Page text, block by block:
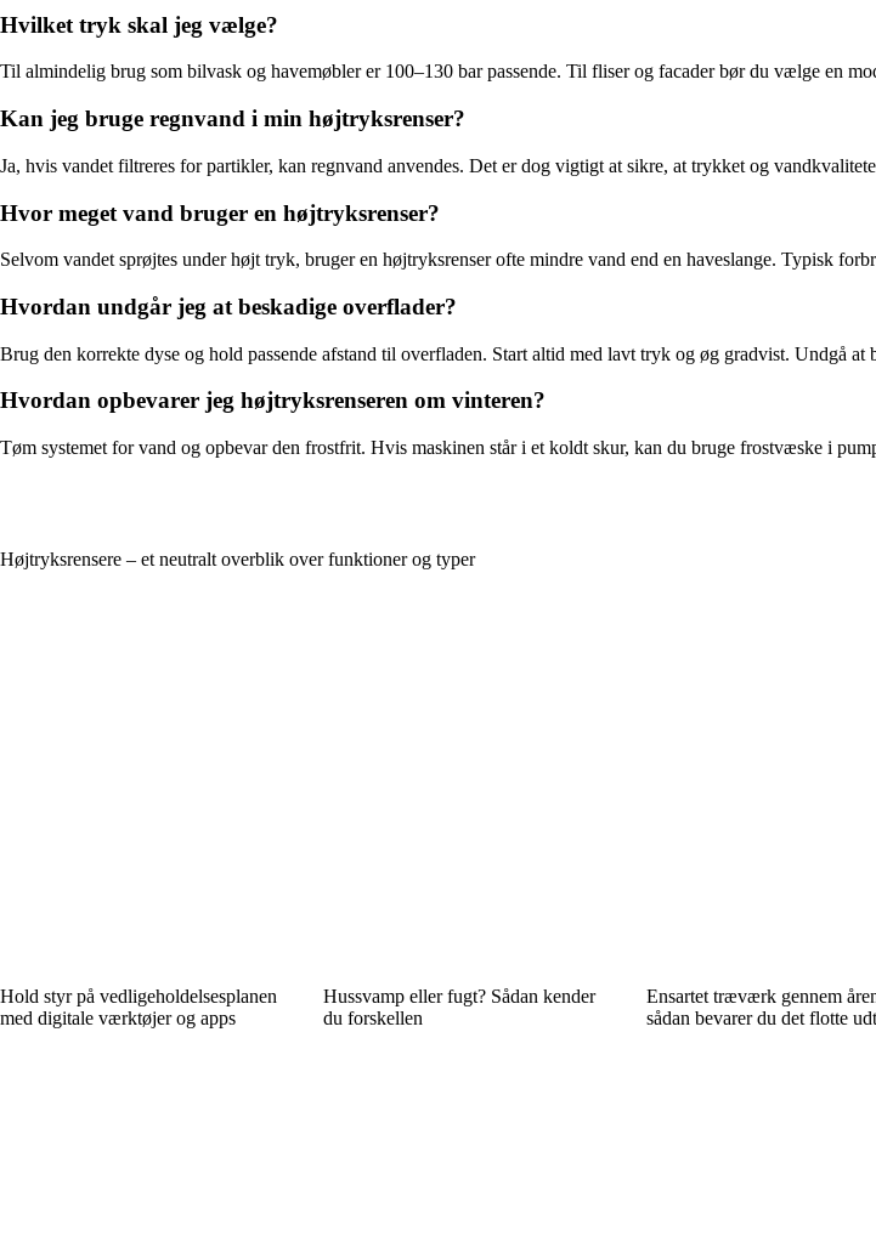
Hvilket tryk skal jeg vælge?
Til almindelig brug som bilvask og havemøbler er 100–130 bar passende. Til fliser og facader bør du vælge en
Kan jeg bruge regnvand i min højtryksrenser?
Ja, hvis vandet filtreres for partikler, kan regnvand anvendes. Det er dog vigtigt at sikre, at trykket og
Hvor meget vand bruger en højtryksrenser?
Selvom vandet sprøjtes under højt tryk, bruger en højtryksrenser ofte mindre vand end en haveslange. Typisk
Hvordan undgår jeg at beskadige overflader?
Brug den korrekte dyse og hold passende afstand til overfladen. Start altid med lavt tryk og øg gradvist. Undgå
Hvordan opbevarer jeg højtryksrenseren om vinteren?
Tøm systemet for vand og opbevar den frostfrit. Hvis maskinen står i et koldt skur, kan du bruge frostvæske i
Højtryksrensere – et neutralt overblik over funktioner og typer
Hold styr på vedligeholdelsesplanen
med digitale værktøjer og apps
Hussvamp eller fugt? Sådan kender
du forskellen
Ensartet træværk gennem
sådan bevarer du det flotte